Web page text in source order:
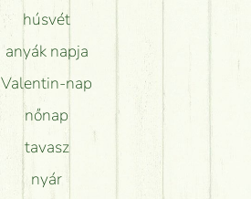
húsvét
anyák napja
Valentin-nap
nőnap
tavasz
nyár